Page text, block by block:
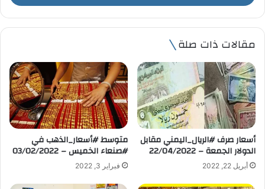
ر
د
ا
ل
إ
ل
ك
ر
و
ن
مقالات ذات صلة
أسعار صرف #الريال_اليمني مقابل
الدولار الجمعة – 22/04/2022
أبريل 22, 2022
متوسط #أسعار_الذهب في
#صنعاء الخميس – 03/02/2022
فبراير 3, 2022